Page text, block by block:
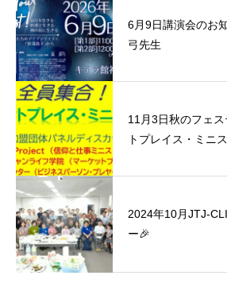
6月9日講演会のお
弓先生
11月3日秋のフェ
トプレイス・ミニ
2024年10月JTJ-
ー🎉